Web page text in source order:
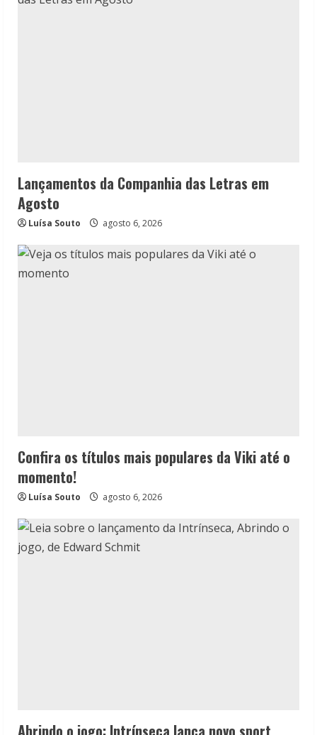
Lançamentos da Companhia das Letras em
Agosto
Luísa Souto agosto 6, 2026
Confira os títulos mais populares da Viki até o
momento!
Luísa Souto agosto 6, 2026